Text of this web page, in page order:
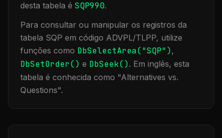
desta tabela é SQP990.
Para consultar ou manipular os registros da
tabela SQP em código ADVPL/TLPP, utilize
funções como DbSelectArea("SQP"),
DbSetOrder() e DbSeek(). Em inglês, esta
tabela é conhecida como "Alternatives vs.
Questions".